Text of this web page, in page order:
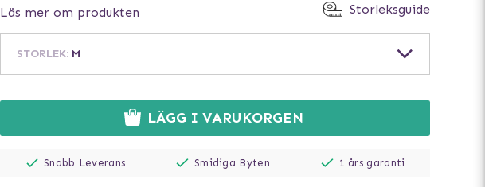
Läs mer om produkten Storleksguide
STORLEK: M
LÄGG I VARUKORGEN
Snabb Leverans Smidiga Byten 1 års garanti